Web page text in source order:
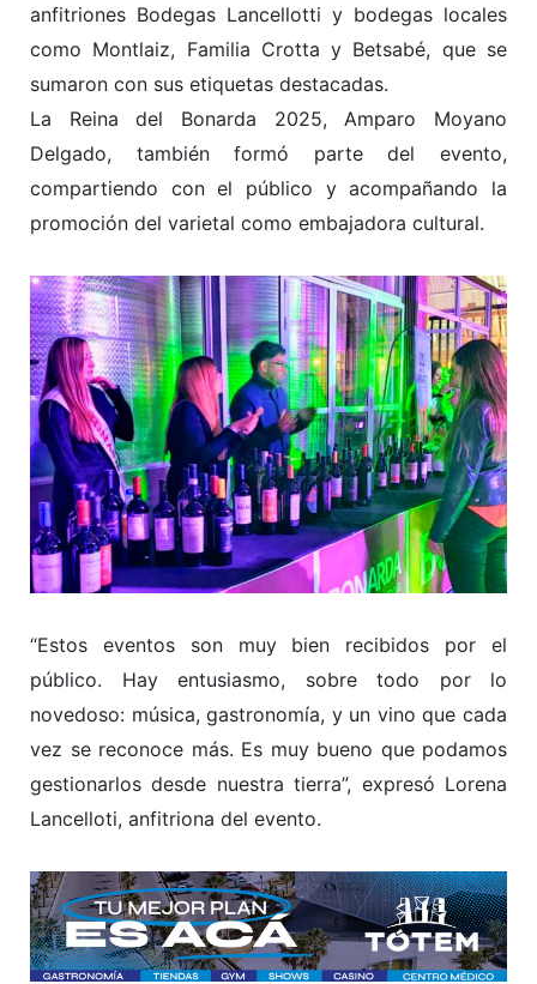
anfitriones Bodegas Lancellotti y bodegas locales
como Montlaiz, Familia Crotta y Betsabé, que se
sumaron con sus etiquetas destacadas.
La Reina del Bonarda 2025, Amparo Moyano
Delgado, también formó parte del evento,
compartiendo con el público y acompañando la
promoción del varietal como embajadora cultural.
“Estos eventos son muy bien recibidos por el
público. Hay entusiasmo, sobre todo por lo
novedoso: música, gastronomía, y un vino que cada
vez se reconoce más. Es muy bueno que podamos
gestionarlos desde nuestra tierra”, expresó Lorena
Lancelloti, anfitriona del evento.